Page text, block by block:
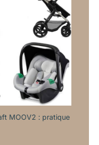
MOOV2 : pratique